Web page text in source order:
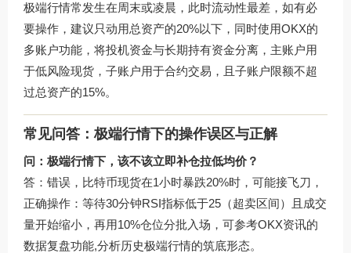
极端行情常发生在周末或凌晨，此时流动性最差，如有必
要操作，建议只动用总资产的20%以下，同时使用OKX的
多账户功能，将投机资金与长期持有资金分离，主账户用
于低风险现货，子账户用于合约交易，且子账户限额不超
过总资产的15%。
常见问答：极端行情下的操作误区与正解
问：极端行情下，该不该立即补仓拉低均价？
答：错误，比特币现货在1小时暴跌20%时，可能接飞刀，
正确操作：等待30分钟RSI指标低于25（超卖区间）且成交
量开始缩小，再用10%仓位分批入场，可参考OKX资讯的
数据复盘功能,分析历史极端行情的筑底形态。